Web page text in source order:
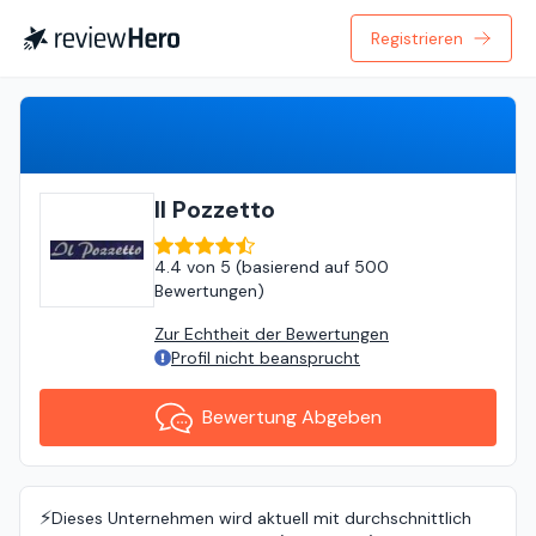
Registrieren
Il Pozzetto
4.4 von 5 (basierend auf 500
Bewertungen)
Zur Echtheit der Bewertungen
Profil nicht beansprucht
Bewertung Abgeben
⚡️Dieses Unternehmen wird aktuell mit durchschnittlich